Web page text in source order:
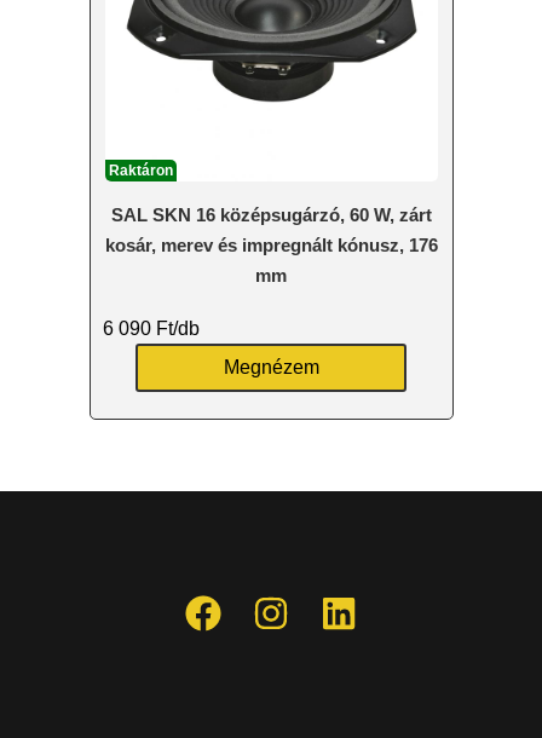
Raktáron
SAL SKN 16 középsugárzó, 60 W, zárt
kosár, merev és impregnált kónusz, 176
mm
6 090 Ft/db
Megnézem